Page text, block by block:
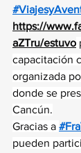
https://
aZTru/estuvo
capacitación
organizada
donde se
Cancún.
Gracias a
pueden